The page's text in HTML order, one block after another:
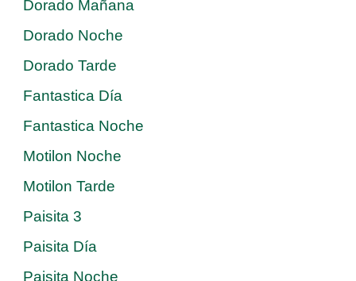
Dorado Mañana
Dorado Noche
Dorado Tarde
Fantastica Día
Fantastica Noche
Motilon Noche
Motilon Tarde
Paisita 3
Paisita Día
Paisita Noche